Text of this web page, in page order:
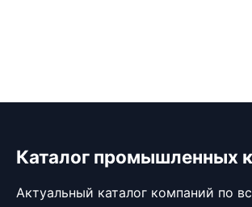
Каталог промышленных
Актуальный каталог компаний по